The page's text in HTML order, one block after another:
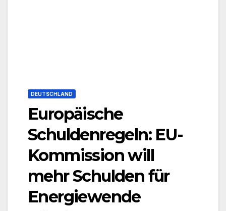
DEUTSCHLAND
Europäische
Schuldenregeln: EU-
Kommission will
mehr Schulden für
Energiewende